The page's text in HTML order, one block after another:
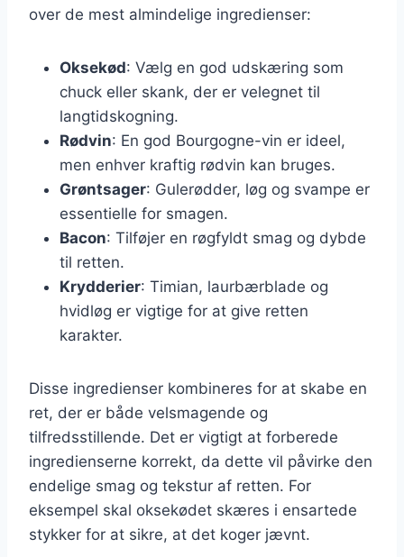
over de mest almindelige ingredienser:
Oksekød: Vælg en god udskæring som
chuck eller skank, der er velegnet til
langtidskogning.
Rødvin: En god Bourgogne-vin er ideel,
men enhver kraftig rødvin kan bruges.
Grøntsager: Gulerødder, løg og svampe er
essentielle for smagen.
Bacon: Tilføjer en røgfyldt smag og dybde
til retten.
Krydderier: Timian, laurbærblade og
hvidløg er vigtige for at give retten
karakter.
Disse ingredienser kombineres for at skabe en
ret, der er både velsmagende og
tilfredsstillende. Det er vigtigt at forberede
ingredienserne korrekt, da dette vil påvirke den
endelige smag og tekstur af retten. For
eksempel skal oksekødet skæres i ensartede
stykker for at sikre, at det koger jævnt.